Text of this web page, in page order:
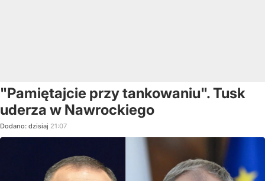
"Pamiętajcie przy tankowaniu". Tusk
uderza w Nawrockiego
Dodano: dzisiaj 21:07